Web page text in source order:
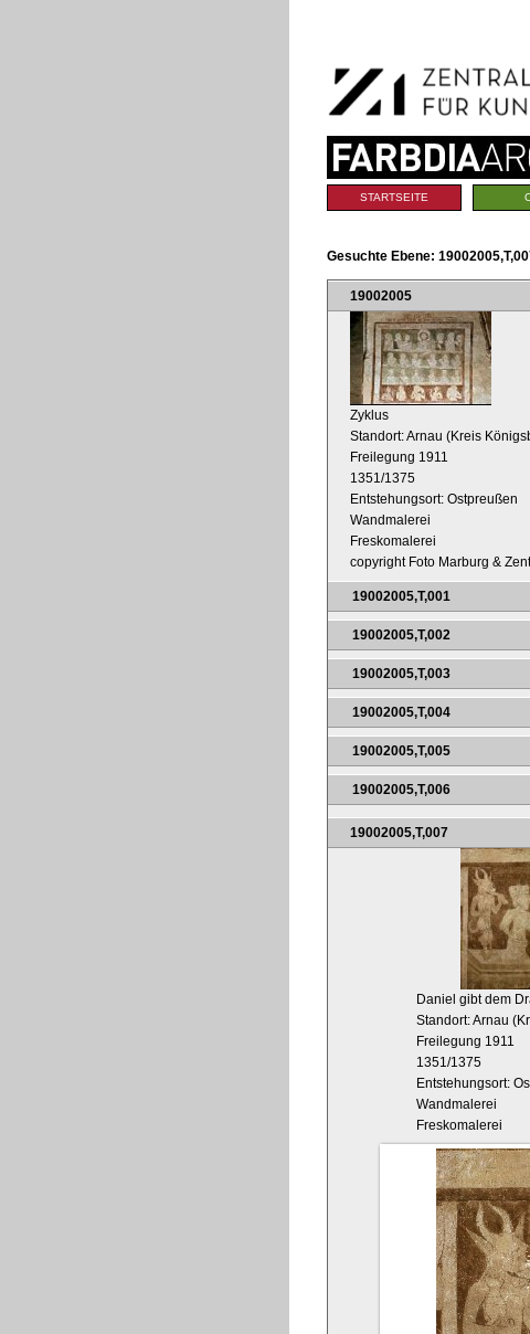
Navigation
Sektionen
STARTSEITE
Gesuchte Ebene:
19002005
Zyklus
Standort: Arnau (Kreis
Freilegung 1911
1351/1375
Entstehungsort: Ostpreußen
Wandmalerei
Freskomalerei
copyright Foto Marburg &
19002005,T,001
19002005,T,002
19002005,T,003
19002005,T,004
19002005,T,005
19002005,T,006
19002005,T,007
Daniel gibt dem
Standort: Arnau
Freilegung 1911
1351/1375
Entstehungsort:
Wandmalerei
Freskomalerei